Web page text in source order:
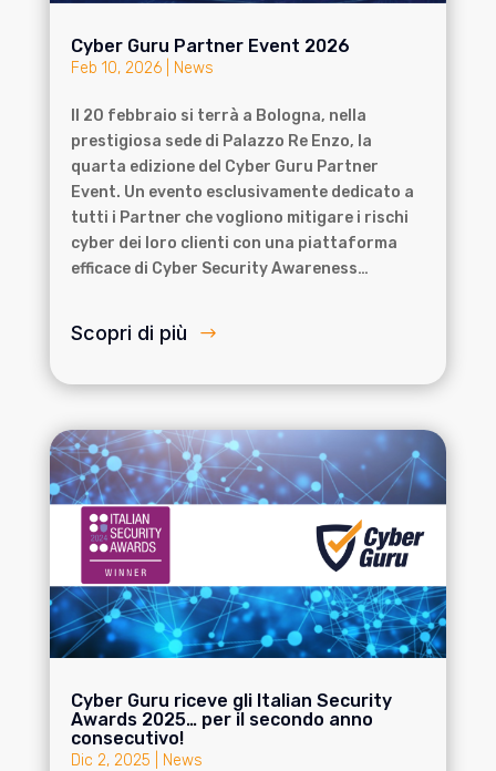
Cyber Guru Partner Event 2026
Feb 10, 2026| News
Il 20 febbraio si terrà a Bologna, nella
prestigiosa sede di Palazzo Re Enzo, la
quarta edizione del Cyber Guru Partner
Event. Un evento esclusivamente dedicato a
tutti i Partner che vogliono mitigare i rischi
cyber dei loro clienti con una piattaforma
efficace di Cyber Security Awareness…
Scopri di più
Cyber Guru riceve gli Italian Security
Awards 2025… per il secondo anno
consecutivo!
Dic 2, 2025 News